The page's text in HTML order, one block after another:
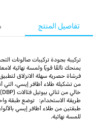
تفاصيل المنتج
تركيبة بجودة تركيبات صالونات
يمنحك تألقًا قويًا ولمسة نهائية
فرشاة حصرية سهلة الانزلاق
من تشكيلة طلاء أظافر إيسي، التي أنتجت أكثر من 1000 لون،
خالي من ثنائي بيوتيل فثالات (DBP) والتولوين والفورمالديهايد
طريقة الاستخدام: توضع طبقة
طبقتين من طلاء أظافر إيسي
للمسة نهائية.